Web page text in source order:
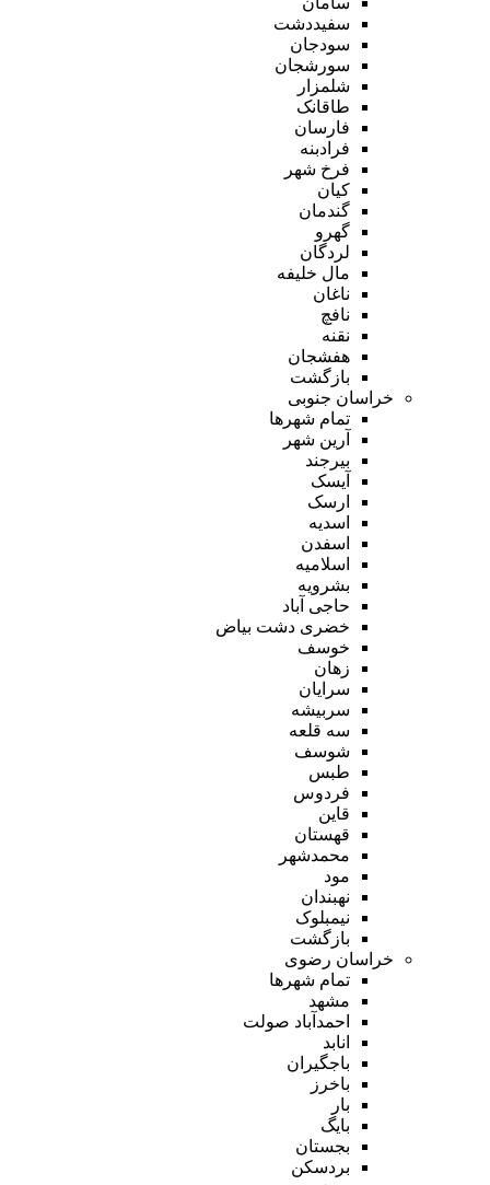
سفیددشت
سودجان
سورشجان
شلمزار
طاقانک
فارسان
فرادبنه
فرخ شهر
کیان
گندمان
گهرو
لردگان
مال خلیفه
ناغان
نافچ
نقنه
هفشجان
بازگشت
خراسان جنوبی
تمام شهر‌ها
آرین شهر
بیرجند
آیسک
ارسک
اسدیه
اسفدن
اسلامیه
بشرویه
حاجی آباد
خضری دشت بیاض
خوسف
زهان
سرایان
سربیشه
سه قلعه
شوسف
طبس
فردوس
قاین
قهستان
محمدشهر
مود
نهبندان
نیمبلوک
بازگشت
خراسان رضوی
تمام شهر‌ها
مشهد
احمدآباد صولت
انابد
باجگیران
باخرز
بار
بایگ
بجستان
بردسکن